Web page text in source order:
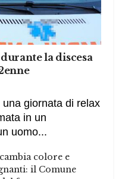
la discesa
giornata di relax
in un
uomo...
colore e
il Comune